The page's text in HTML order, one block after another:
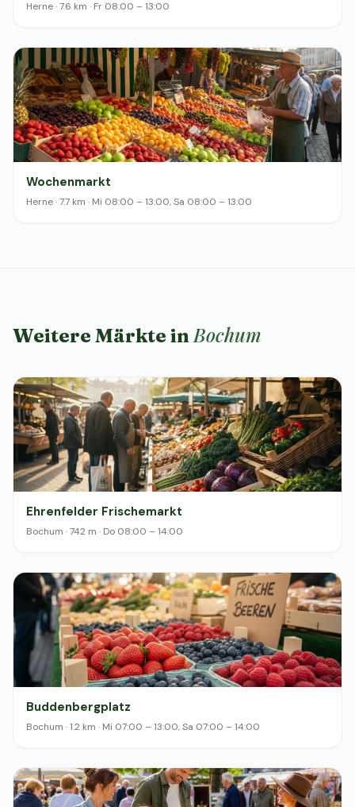
Herne · 7.6 km · Fr 08:00 – 13:00
Wochenmarkt
Herne · 7.7 km · Mi 08:00 – 13:00, Sa 08:00 – 13:00
Weitere Märkte inBochum
Ehrenfelder Frischemarkt
Bochum · 742 m · Do 08:00 – 14:00
Buddenbergplatz
Bochum · 1.2 km · Mi 07:00 – 13:00, Sa 07:00 – 14:00